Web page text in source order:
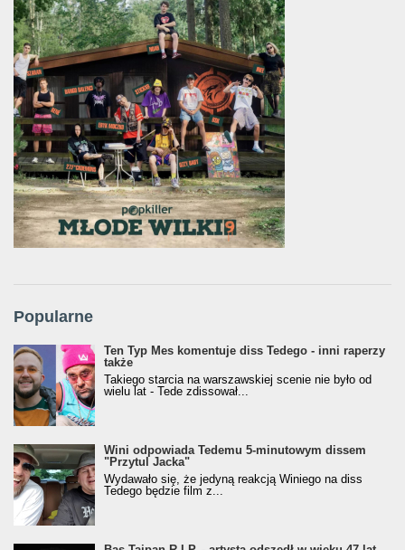
Popularne
Ten Typ Mes komentuje diss Tedego - inni raperzy
także
Takiego starcia na warszawskiej scenie nie było od
wielu lat - Tede zdissował...
Wini odpowiada Tedemu 5-minutowym dissem
"Przytul Jacka"
Wydawało się, że jedyną reakcją Winiego na diss
Tedego będzie film z...